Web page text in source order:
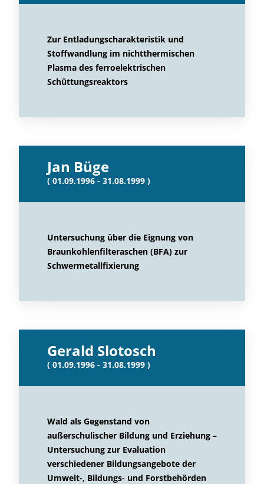
Zur Entladungscharakteristik und
Stoffwandlung im nichtthermischen
Plasma des ferroelektrischen
Schüttungsreaktors
Jan Büge
( 01.09.1996 - 31.08.1999 )
Untersuchung über die Eignung von
Braunkohlenfilteraschen (BFA) zur
Schwermetallfixierung
Gerald Slotosch
( 01.09.1996 - 31.08.1999 )
Wald als Gegenstand von
außerschulischer Bildung und Erziehung –
Untersuchung zur Evaluation
verschiedener Bildungsangebote der
Umwelt-, Bildungs- und Forstbehörden